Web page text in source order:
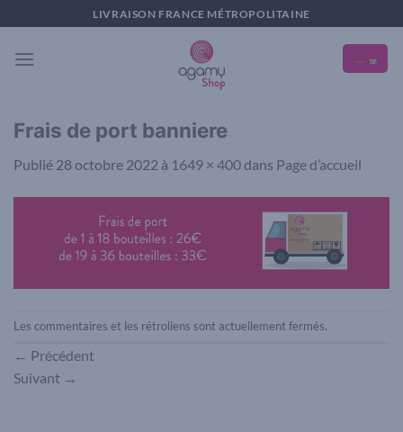
au
contenu
LIVRAISON FRANCE MÉTROPOLITAINE
Frais de port banniere
Publié 28 octobre 2022 à 1649 × 400 dans Page d’accueil
Les commentaires et les rétroliens sont actuellement fermés.
← Précédent
Suivant →